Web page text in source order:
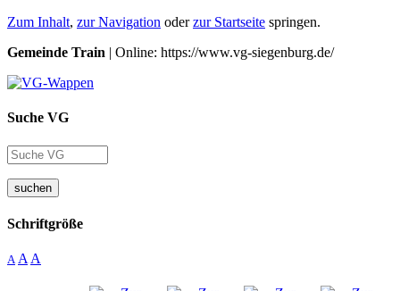
Zum Inhalt, zur Navigation oderzur Startseite springen.
Gemeinde Train | Online: https://www.vg-siegenburg.de/
Suche VG
suchen
Schriftgröße
A A A